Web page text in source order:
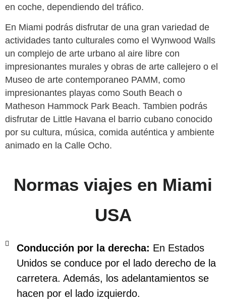
en coche, dependiendo del tráfico.
En Miami podrás disfrutar de una gran variedad de
actividades tanto culturales como el Wynwood Walls
un complejo de arte urbano al aire libre con
impresionantes murales y obras de arte callejero o el
Museo de arte contemporaneo PAMM, como
impresionantes playas como South Beach o
Matheson Hammock Park Beach. Tambien podrás
disfrutar de Little Havana el barrio cubano conocido
por su cultura, música, comida auténtica y ambiente
animado en la Calle Ocho.
Normas viajes en Miami
USA
Conducción por la derecha: En Estados
Unidos se conduce por el lado derecho de la
carretera. Además, los adelantamientos se
hacen por el lado izquierdo.